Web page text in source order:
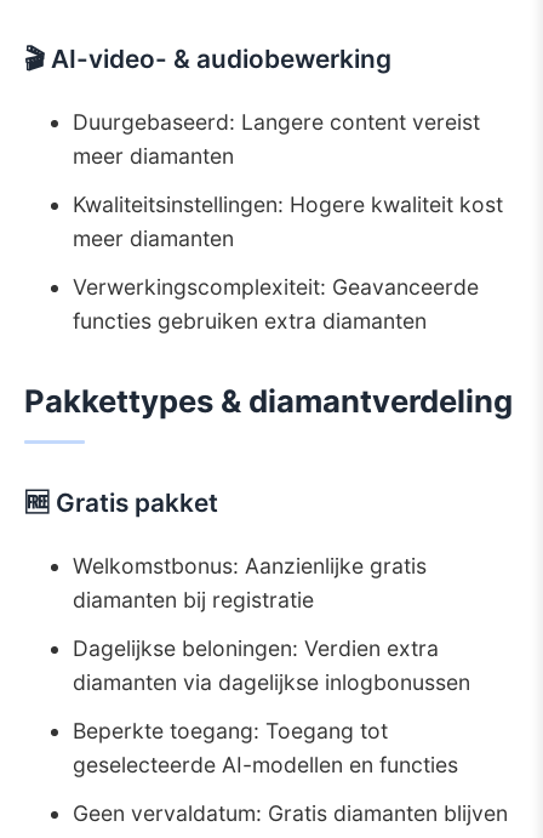
🎬 AI-video- & audiobewerking
Duurgebaseerd: Langere content vereist
meer diamanten
Kwaliteitsinstellingen: Hogere kwaliteit kost
meer diamanten
Verwerkingscomplexiteit: Geavanceerde
functies gebruiken extra diamanten
Pakkettypes & diamantverdeling
🆓 Gratis pakket
Welkomstbonus: Aanzienlijke gratis
diamanten bij registratie
Dagelijkse beloningen: Verdien extra
diamanten via dagelijkse inlogbonussen
Beperkte toegang: Toegang tot
geselecteerde AI-modellen en functies
Geen vervaldatum: Gratis diamanten blijven